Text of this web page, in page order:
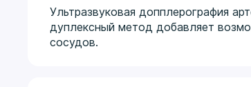
Ультразвуковая допплерография
дуплексный метод добавляет
сосудов.